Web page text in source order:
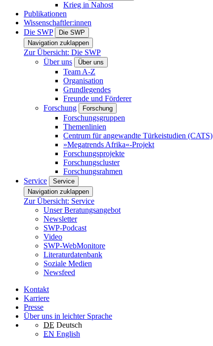
Krieg in Nahost
Publikationen
Wissenschaftler:innen
Die SWP
Die SWP
Navigation zuklappen
Zur Übersicht: Die SWP
Über uns
Über uns
Team A-Z
Organisation
Grundlegendes
Freunde und Förderer
Forschung
Forschung
Forschungsgruppen
Themenlinien
Centrum für angewandte Türkeistudien (CATS)
»Megatrends Afrika«-Projekt
Forschungsprojekte
Forschungscluster
Forschungsrahmen
Service
Service
Navigation zuklappen
Zur Übersicht: Service
Unser Beratungsangebot
Newsletter
SWP-Podcast
Video
SWP-WebMonitore
Literaturdatenbank
Soziale Medien
Newsfeed
Kontakt
Karriere
Presse
Über uns in leichter Sprache
DE Deutsch
EN English